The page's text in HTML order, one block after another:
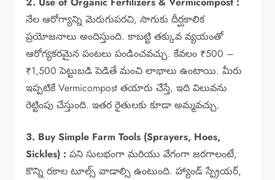
నేల ఆరోగ్యాన్ని మెరుగుపరచి, సాగుకు దీర్ఘకాలిక
ప్రయోజనాలు అందిస్తుంది. కాబట్టి తక్కువ వ్యయంతో
ఆరోగ్యకరమైన పంటలు పండించవచ్చు. కేవలం ₹500 –
₹1,500 పెట్టుబడి పెడితే మంచి లాభాలు ఉంటాయి. మీరు
ఇప్పటికే Vermicompost తయారు చేస్తే, ఇది విలువను
రెట్టింపు చేస్తుంది. ఇతర రైతులకు కూడా అమ్మవచ్చు.
3. Buy Simple Farm Tools (Sprayers, Hoes,
Sickles) : పని సులభంగా మరియు వేగంగా జరగాలంటే,
కొన్ని రకాల టూల్స్ వాడాల్సి ఉంటుంది. హ్యాండ్ స్ప్రేయర్,